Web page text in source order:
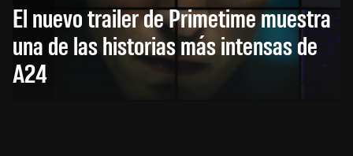
El nuevo trailer de Primetime muestra
una de las historias más intensas de
A24